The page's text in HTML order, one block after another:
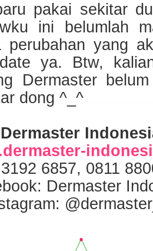
pakai sekitar
ini belumlah
perubahan yang
ya. Btw,
Dermaster
dong ^_^
Dermaster
6857, 0811
Dermaster